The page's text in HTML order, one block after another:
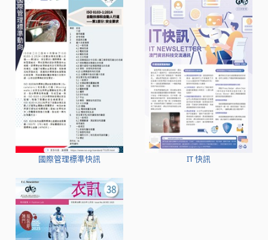
國際管理標準快訊 IT 快訊